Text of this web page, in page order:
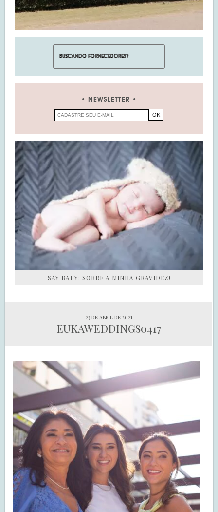
NEWSLETTER
SAY BABY: SOBRE A MINHA GRAVIDEZ!
23 de abril de 2021
EUKAWEDDINGS0417